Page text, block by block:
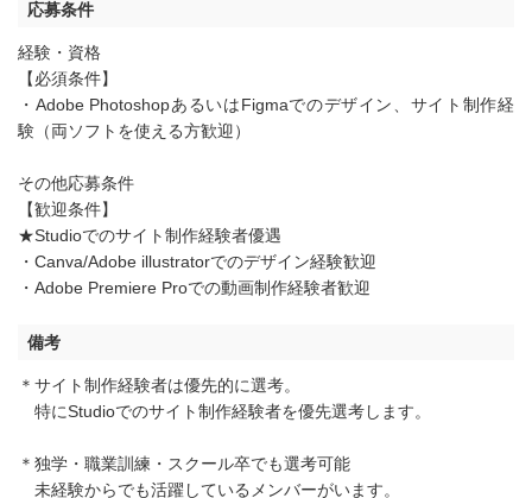
応募条件
経験・資格
【必須条件】
・Adobe PhotoshopあるいはFigmaでのデザイン、サイト制作経
験（両ソフトを使える方歓迎）
その他応募条件
【歓迎条件】
★Studioでのサイト制作経験者優遇
・Canva/Adobe illustratorでのデザイン経験歓迎
・Adobe Premiere Proでの動画制作経験者歓迎
備考
＊サイト制作経験者は優先的に選考。
特にStudioでのサイト制作経験者を優先選考します。
＊独学・職業訓練・スクール卒でも選考可能
未経験からでも活躍しているメンバーがいます。